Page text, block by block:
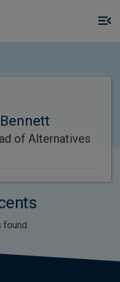
of Alternatives
found